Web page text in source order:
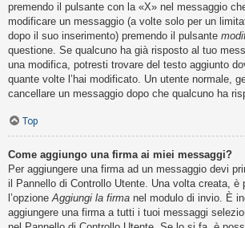
premendo il pulsante con la «X» nel messaggio
modificare un messaggio (a volte solo per un
dopo il suo inserimento) premendo il pulsante
questione. Se qualcuno ha già risposto al tuo
una modifica, potresti trovare del testo aggiunto
quante volte l’hai modificato. Un utente normale,
cancellare un messaggio dopo che qualcuno ha
Top
Come aggiungo una firma ai miei messaggi?
Per aggiungere una firma ad un messaggio devi
il Pannello di Controllo Utente. Una volta creata, è
l’opzioneAggiungi la firma nel modulo di invio. È
aggiungere una firma a tutti i tuoi messaggi